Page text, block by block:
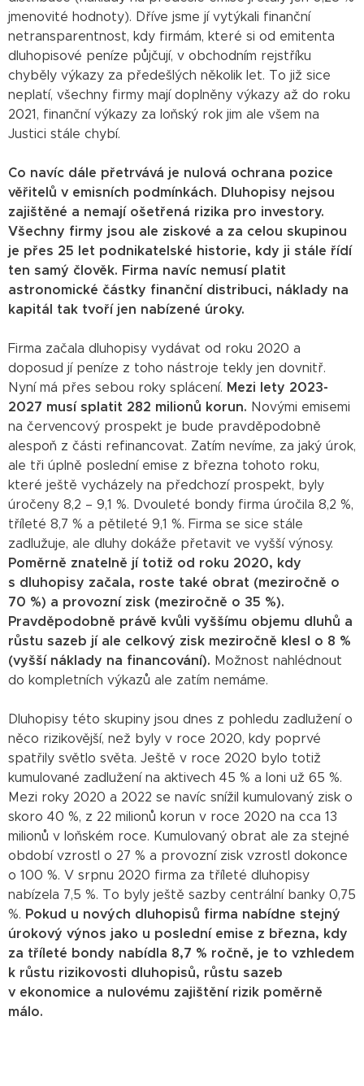
jmenovité hodnoty). Dříve jsme jí vytýkali finanční
netransparentnost, kdy firmám, které si od emitenta
dluhopisové peníze půjčují, v obchodním rejstříku
chyběly výkazy za předešlých několik let. To již sice
neplatí, všechny firmy mají doplněny výkazy až do roku
2021, finanční výkazy za loňský rok jim ale všem na
Justici stále chybí.
Co navíc dále přetrvává je nulová ochrana pozice
věřitelů v emisních podmínkách. Dluhopisy nejsou
zajištěné a nemají ošetřená rizika pro investory.
Všechny firmy jsou ale ziskové a za celou skupinou
je přes 25 let podnikatelské historie, kdy ji stále řídí
ten samý člověk. Firma navíc nemusí platit
astronomické částky finanční distribuci, náklady na
kapitál tak tvoří jen nabízené úroky.
Firma začala dluhopisy vydávat od roku 2020 a
doposud jí peníze z toho nástroje tekly jen dovnitř.
Nyní má přes sebou roky splácení. Mezi lety 2023-
2027 musí splatit 282 milionů korun. Novými emisemi
na červencový prospekt je bude pravděpodobně
alespoň z části refinancovat. Zatím nevíme, za jaký úrok,
ale tři úplně poslední emise z března tohoto roku,
které ještě vycházely na předchozí prospekt, byly
úročeny 8,2 – 9,1 %. Dvouleté bondy firma úročila 8,2 %,
tříleté 8,7 % a pětileté 9,1 %. Firma se sice stále
zadlužuje, ale dluhy dokáže přetavit ve vyšší výnosy.
Poměrně znatelně jí totiž od roku 2020, kdy
s dluhopisy začala, roste také obrat (meziročně o
70 %) a provozní zisk (meziročně o 35 %).
Pravděpodobně právě kvůli vyššímu objemu dluhů a
růstu sazeb jí ale celkový zisk meziročně klesl o 8 %
(vyšší náklady na financování). Možnost nahlédnout
do kompletních výkazů ale zatím nemáme.
Dluhopisy této skupiny jsou dnes z pohledu zadlužení o
něco rizikovější, než byly v roce 2020, kdy poprvé
spatřily světlo světa. Ještě v roce 2020 bylo totiž
kumulované zadlužení na aktivech 45 % a loni už 65 %.
Mezi roky 2020 a 2022 se navíc snížil kumulovaný zisk o
skoro 40 %, z 22 milionů korun v roce 2020 na cca 13
milionů v loňském roce. Kumulovaný obrat ale za stejné
období vzrostl o 27 % a provozní zisk vzrostl dokonce
o 100 %. V srpnu 2020 firma za tříleté dluhopisy
nabízela 7,5 %. To byly ještě sazby centrální banky 0,75
%. Pokud u nových dluhopisů firma nabídne stejný
úrokový výnos jako u poslední emise z března, kdy
za tříleté bondy nabídla 8,7 % ročně, je to vzhledem
k růstu rizikovosti dluhopisů, růstu sazeb
v ekonomice a nulovému zajištění rizik poměrně
málo.